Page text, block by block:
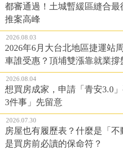
都審通過！土城暫緩區縫合最
推案高峰
2026.08.03
2026年6月大台北地區捷運站
車誰受惠？頂埔雙漲靠就業撐
2026.08.04
想買房成家，申請「青安3.0
3件事」先留意
2026.07.30
房屋也有履歷表？什麼是「
是買房前必讀的保命符？